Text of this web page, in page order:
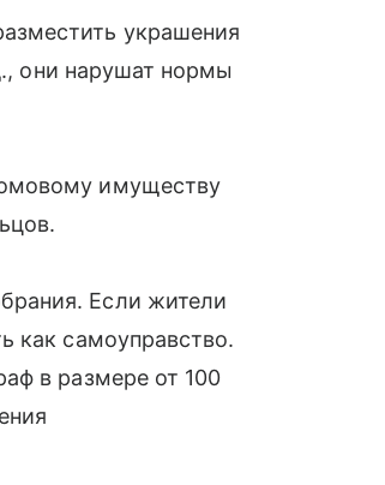
украшения
, они нарушат нормы
имуществу
Если жители
как самоуправство.
в размере от 100